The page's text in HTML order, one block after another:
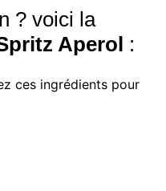
? voici la
Aperol :
ces ingrédients pour